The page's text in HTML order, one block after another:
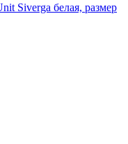
Siverga белая, размер